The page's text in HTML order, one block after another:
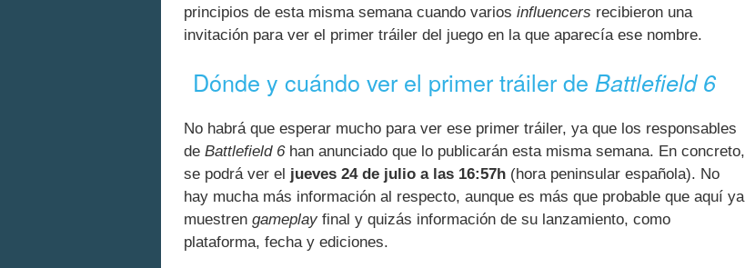
principios de esta misma semana cuando varios influencers recibieron una
invitación para ver el primer tráiler del juego en la que aparecía ese nombre.
Dónde y cuándo ver el primer tráiler de Battlefield 6
No habrá que esperar mucho para ver ese primer tráiler, ya que los responsables
de Battlefield 6han anunciado que lo publicarán esta misma semana. En concreto,
se podrá ver el jueves 24 de julio a las 16:57h (hora peninsular española). No
hay mucha más información al respecto, aunque es más que probable que aquí ya
muestren gameplay final y quizás información de su lanzamiento, como
plataforma, fecha y ediciones.